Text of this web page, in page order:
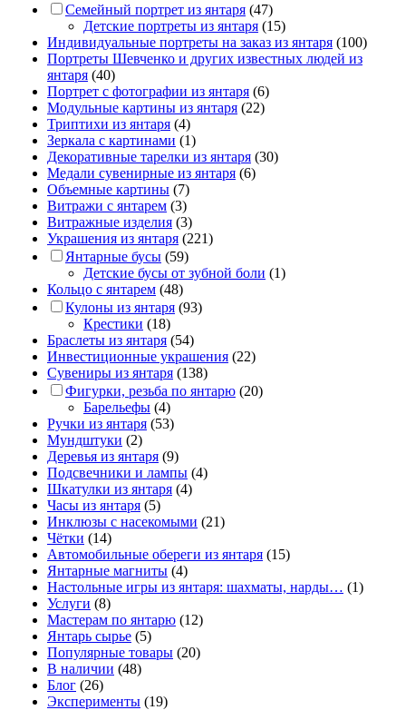
Семейный портрет из янтаря (47)
Детские портреты из янтаря (15)
Индивидуальные портреты на заказ из янтаря (100)
Портреты Шевченко и других известных людей из
янтаря (40)
Портрет c фотографии из янтаря (6)
Модульные картины из янтаря (22)
Триптихи из янтаря (4)
Зеркала с картинами (1)
Декоративные тарелки из янтаря (30)
Медали сувенирные из янтаря (6)
Объемные картины (7)
Витражи с янтарем (3)
Витражные изделия (3)
Украшения из янтаря (221)
Янтарные бусы (59)
Детские бусы от зубной боли (1)
Кольцо с янтарем (48)
Кулоны из янтаря (93)
Крестики (18)
Браслеты из янтаря (54)
Инвестиционные украшения (22)
Сувениры из янтаря (138)
Фигурки, резьба по янтарю (20)
Барельефы (4)
Ручки из янтаря (53)
Мундштуки (2)
Деревья из янтаря (9)
Подсвечники и лампы (4)
Шкатулки из янтаря (4)
Часы из янтаря (5)
Инклюзы с насекомыми (21)
Чётки (14)
Автомобильные обереги из янтаря (15)
Янтарные магниты (4)
Настольные игры из янтаря: шахматы, нарды… (1)
Услуги (8)
Мастерам по янтарю (12)
Янтарь сырье (5)
Популярные товары (20)
В наличии (48)
Блог (26)
Эксперименты (19)